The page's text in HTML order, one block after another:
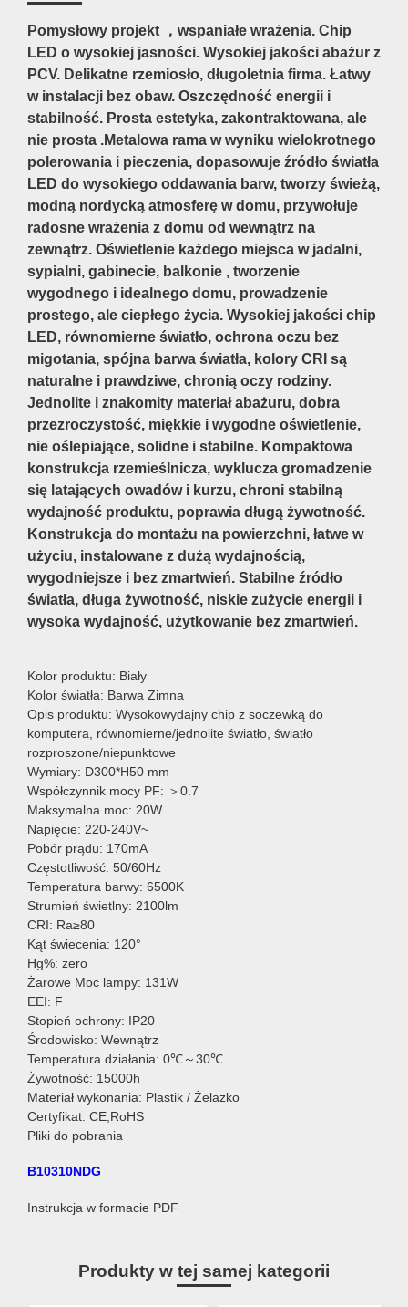
Pomysłowy projekt ，wspaniałe wrażenia. Chip
LED o wysokiej jasności. Wysokiej jakości abażur z
PCV. Delikatne rzemiosło, długoletnia firma. Łatwy
w instalacji bez obaw. Oszczędność energii i
stabilność. Prosta estetyka, zakontraktowana, ale
nie prosta .Metalowa rama w wyniku wielokrotnego
polerowania i pieczenia, dopasowuje źródło światła
LED do wysokiego oddawania barw, tworzy świeżą,
modną nordycką atmosferę w domu, przywołuje
radosne wrażenia z domu od wewnątrz na
zewnątrz. Oświetlenie każdego miejsca w jadalni,
sypialni, gabinecie, balkonie , tworzenie
wygodnego i idealnego domu, prowadzenie
prostego, ale ciepłego życia. Wysokiej jakości chip
LED, równomierne światło, ochrona oczu bez
migotania, spójna barwa światła, kolory CRI są
naturalne i prawdziwe, chronią oczy rodziny.
Jednolite i znakomity materiał abażuru, dobra
przezroczystość, miękkie i wygodne oświetlenie,
nie oślepiające, solidne i stabilne. Kompaktowa
konstrukcja rzemieślnicza, wyklucza gromadzenie
się latających owadów i kurzu, chroni stabilną
wydajność produktu, poprawia długą żywotność.
Konstrukcja do montażu na powierzchni, łatwe w
użyciu, instalowane z dużą wydajnością,
wygodniejsze i bez zmartwień. Stabilne źródło
światła, długa żywotność, niskie zużycie energii i
wysoka wydajność, użytkowanie bez zmartwień.
Kolor produktu: Biały
Kolor światła: Barwa Zimna
Opis produktu: Wysokowydajny chip z soczewką do
komputera, równomierne/jednolite światło, światło
rozproszone/niepunktowe
Wymiary: D300*H50 mm
Współczynnik mocy PF: ＞0.7
Maksymalna moc: 20W
Napięcie: 220-240V~
Pobór prądu: 170mA
Częstotliwość: 50/60Hz
Temperatura barwy: 6500K
Strumień świetlny: 2100lm
CRI: Ra≥80
Kąt świecenia: 120°
Hg%: zero
Żarowe Moc lampy: 131W
EEI: F
Stopień ochrony: IP20
Środowisko: Wewnątrz
Temperatura działania: 0℃～30℃
Żywotność: 15000h
Materiał wykonania: Plastik / Żelazko
Certyfikat: CE,RoHS
Pliki do pobrania
B10310NDG
Instrukcja w formacie PDF
Produkty w tej samej kategorii